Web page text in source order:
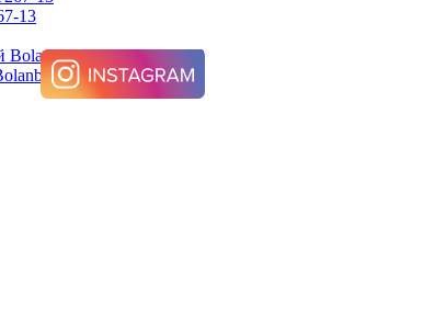
13
Ashley T637-20